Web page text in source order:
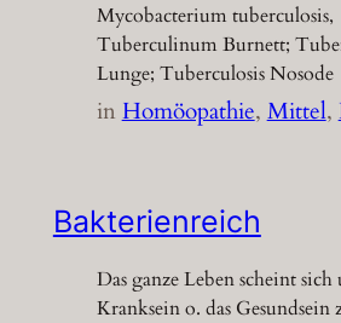
Mycobacterium tuberculosis,
Tuberculinum Burnett;
Lunge; Tuberculosis Nosode
inHomöopathie, Mittel,
Bakterienreich
Das ganze Leben scheint sich
Kranksein o. das Gesundsein